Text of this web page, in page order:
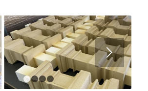
Suivant
1 2 3 4